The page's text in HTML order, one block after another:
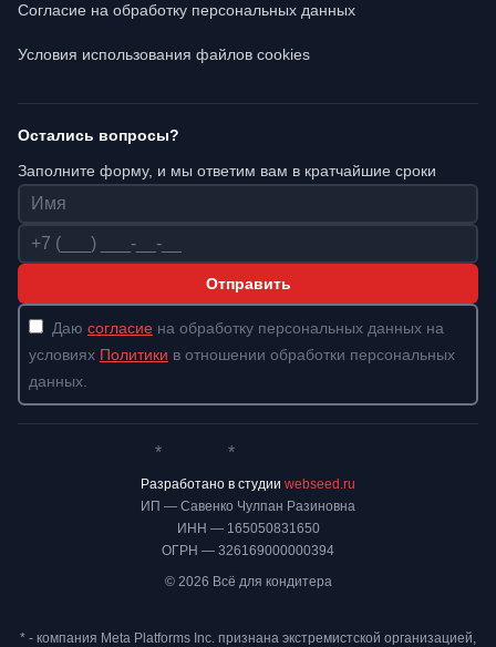
Согласие на обработку персональных данных
Условия использования файлов cookies
Остались вопросы?
Заполните форму, и мы ответим вам в кратчайшие сроки
Имя
Телефон
Отправить
Даю согласие на обработку персональных данных на
условиях Политики в отношении обработки персональных
данных.
ИП — Савенко Чулпан Разиновна
ИНН — 165050831650
ОГРН — 326169000000394
© 2026 Всё для кондитера
* *
Разработано в студии webseed.ru
* - компания Meta Platforms Inc. признана экстремистской организацией,